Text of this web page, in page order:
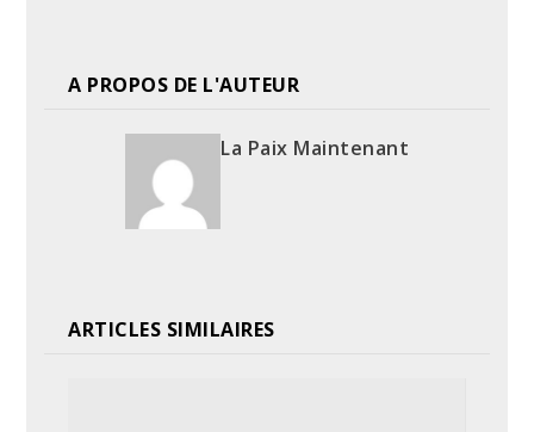
A PROPOS DE L'AUTEUR
La Paix Maintenant
ARTICLES SIMILAIRES